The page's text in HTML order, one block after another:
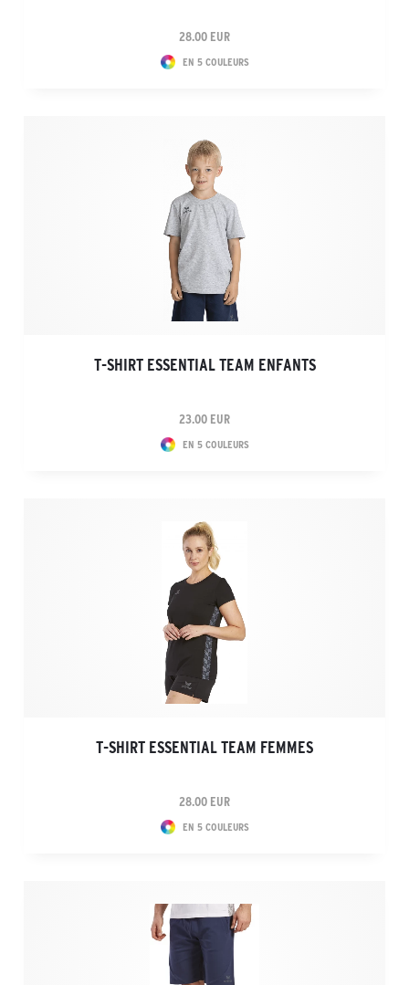
28.00 EUR
EN 5 COULEURS
T-SHIRT ESSENTIAL TEAM ENFANTS
23.00 EUR
EN 5 COULEURS
T-SHIRT ESSENTIAL TEAM FEMMES
28.00 EUR
EN 5 COULEURS